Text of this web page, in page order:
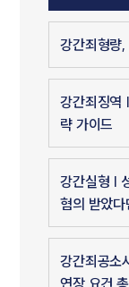
강간죄형량
강간죄징역
략 가이드
강간실형 |
혐의 받았
강간죄공소
연장 요건